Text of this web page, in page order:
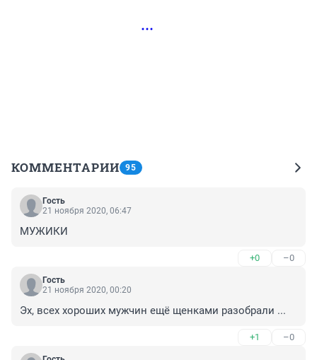
КОММЕНТАРИИ 95
Гость
21 ноября 2020, 06:47
МУЖИКИ
+0 –0
Гость
21 ноября 2020, 00:20
Эх, всех хороших мужчин ещё щенками разобрали ...
+1 –0